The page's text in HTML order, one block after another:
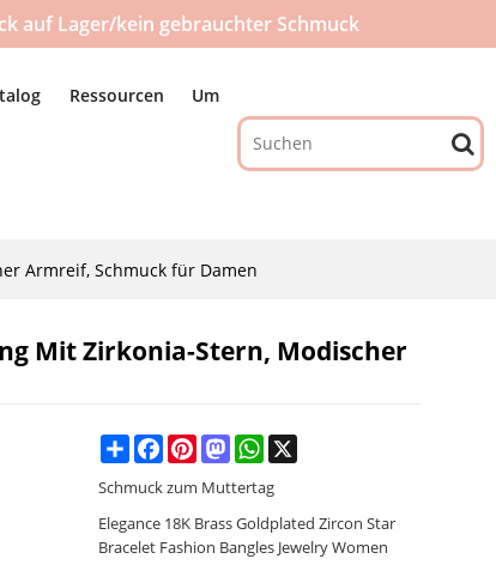
auf Lager/kein gebrauchter Schmuck
Ressourcen Um
Armreif, Schmuck für Damen
Mit Zirkonia-Stern, Modischer
ShareFacebookPinterestMastodonWhatsApp
Schmuck zum Muttertag
Elegance 18K Brass Goldplated Zircon Star
Bracelet Fashion Bangles Jewelry Women